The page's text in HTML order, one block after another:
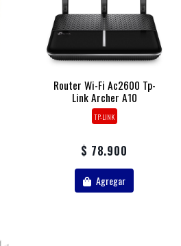
Router Wi-Fi Ac2600 Tp-
Link Archer A10
TP-LINK
$ 78.900
Agregar